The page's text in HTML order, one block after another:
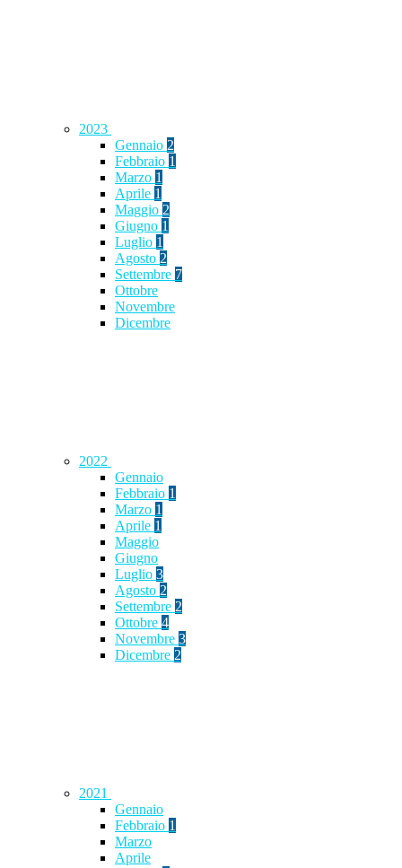
2023
Gennaio 2
Febbraio 1
Marzo 1
Aprile 1
Maggio 2
Giugno 1
Luglio 1
Agosto 2
Settembre 7
Ottobre
Novembre
Dicembre
2022
Gennaio
Febbraio 1
Marzo 1
Aprile 1
Maggio
Giugno
Luglio 3
Agosto 2
Settembre 2
Ottobre 4
Novembre 3
Dicembre 2
2021
Gennaio
Febbraio 1
Marzo
Aprile